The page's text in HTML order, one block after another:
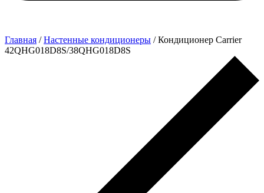
Главная /Настенные кондиционеры / Кондиционер Carrier
42QHG018D8S/38QHG018D8S